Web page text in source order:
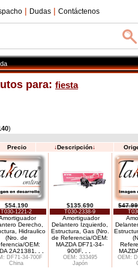
| Dudas | Contáctenos
para: fiesta
)
Precio ↓Descripción↓
$54.190
T030-1221-2
Derecho,
Hidraulico
(Nro. de
OEM:
2A21381
DF71-34-700F
China
$135.690
T030-2338-9
Amortiguador
Delantero Izquierdo,
Estructura, Gas (Nro.
de Referencia/OEM:
MAZDA DF71-34-
900F
OEM: 333495
Japón
OEM: